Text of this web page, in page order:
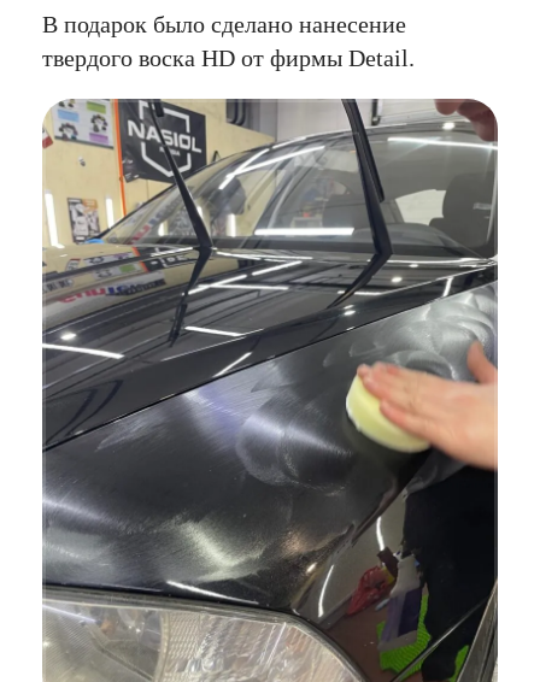
В подарок было сделано нанесение
твердого воска HD от фирмы Detail.